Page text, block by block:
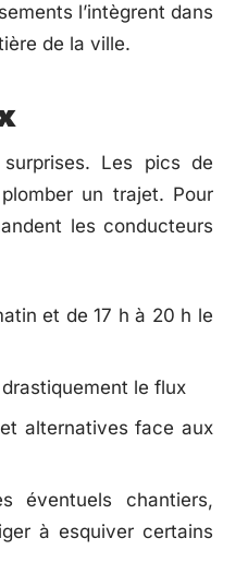
l’intègrent dans
de la ville.
Les pics de
un trajet. Pour
les conducteurs
et de 17 h à 20 h le
le flux
alternatives face aux
éventuels chantiers,
à esquiver certains